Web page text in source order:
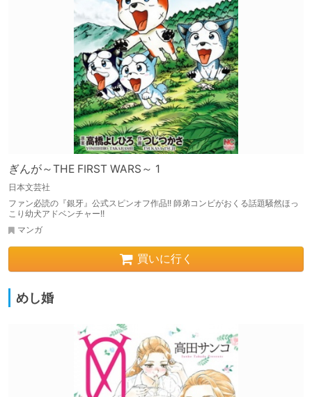
ぎんが～THE FIRST WARS～ 1
日本文芸社
ファン必読の『銀牙』公式スピンオフ作品!! 師弟コンビがおくる話題騒然ほっ
こり幼犬アドベンチャー!!
マンガ
買いに行く
めし婚